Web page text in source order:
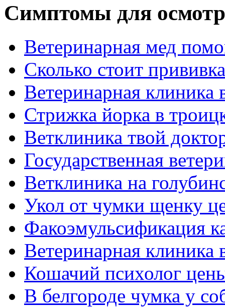
Симптомы для
Ветеринaрнaя мед
Сколько стоит
Ветеринарная клиника
Стрижка йорка в
Ветклиника твой
Государственная
Ветклиника на
Укол от чумки щенку
Факоэмульсификация
Ветеринарная клиника
Кошачий психолог
В белгороде чумка у